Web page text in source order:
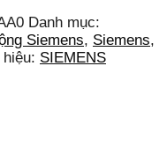
Danh mục:
Siemens, Siemens,
SIEMENS